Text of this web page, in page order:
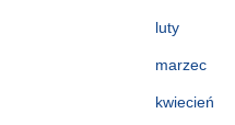
luty
marzec
kwiecień